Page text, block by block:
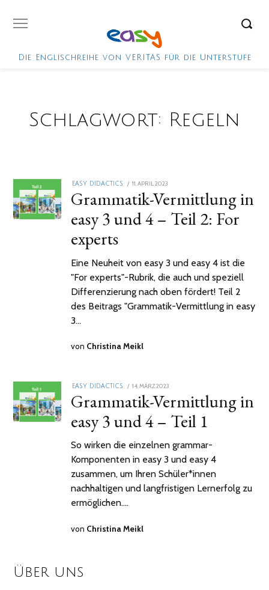
Die Englischreihe von VERITAS für die Unterstufe
Schlagwort: Regeln
EASY DIDACTICS
POSTED
11. APRIL 2023
Grammatik-Vermittlung in
easy 3 und 4 – Teil 2: For
experts
Eine Neuheit von easy 3 und easy 4 ist die
"For experts"-Rubrik, die auch und speziell
Differenzierung nach oben fördert! Teil 2
des Beitrags "Grammatik-Vermittlung in easy
3…
von Christina Meikl
EASY DIDACTICS
POSTED
14. MÄRZ 2023
2023
Grammatik-Vermittlung in
easy 3 und 4 – Teil 1
So wirken die einzelnen grammar-
Komponenten in easy 3 und easy 4
zusammen, um Ihren Schüler*innen
nachhaltigen und langfristigen Lernerfolg zu
ermöglichen.…
von Christina Meikl
Über uns